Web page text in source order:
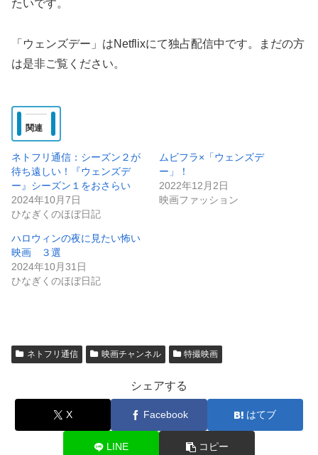
たいです。
「ウェンズデー」はNetflixにて独占配信中です。まだの方
は是非ご覧ください。
関連
ネトフリ通信：シーズン２が
待ち遠しい！『ウェンズデ
ー』シーズン１をおさらい
2024年10月7日
ひなぎくのほぼ日記
ムビフラ×「ウェンズデ
ー」！
2022年12月2日
映画ファッション
ハロウィンの夜に見たい怖い
映画 ３選
2024年10月31日
ひなぎくのほぼ日記
ネトフリ通信 映画チャンネル 特撮映画
シェアする
X Facebook はてブ
LINE コピー